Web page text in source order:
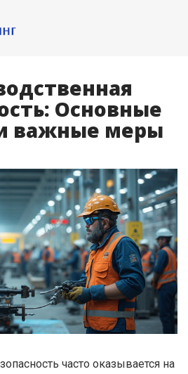
Основные
важные меры
часто оказывается на